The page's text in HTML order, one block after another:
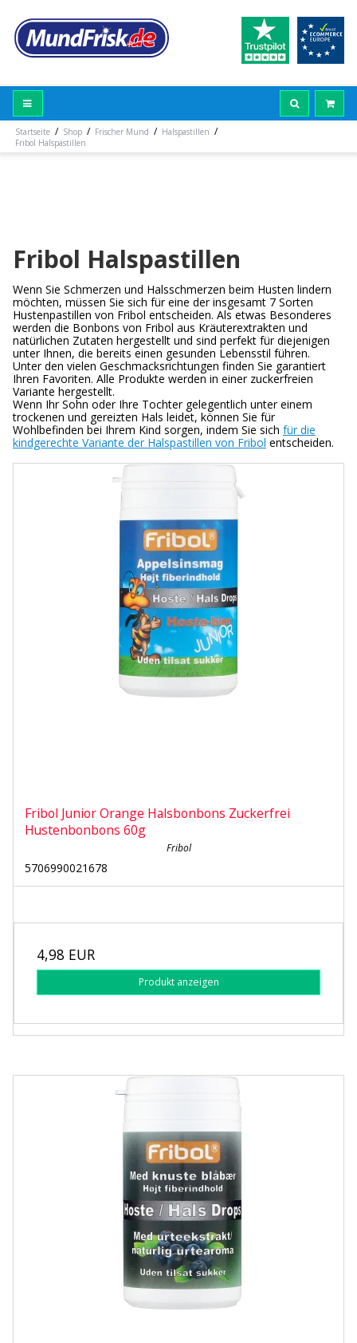
Startseite / Shop / Frischer Mund / Halspastillen /
Fribol Halspastillen
Fribol Halspastillen
Wenn Sie Schmerzen und Halsschmerzen beim Husten lindern
möchten, müssen Sie sich für eine der insgesamt 7 Sorten
Hustenpastillen von Fribol entscheiden. Als etwas Besonderes
werden die Bonbons von Fribol aus Kräuterextrakten und
natürlichen Zutaten hergestellt und sind perfekt für diejenigen
unter Ihnen, die bereits einen gesunden Lebensstil führen.
Unter den vielen Geschmacksrichtungen finden Sie garantiert
Ihren Favoriten. Alle Produkte werden in einer zuckerfreien
Variante hergestellt.
Wenn Ihr Sohn oder Ihre Tochter gelegentlich unter einem
trockenen und gereizten Hals leidet, können Sie für
Wohlbefinden bei Ihrem Kind sorgen, indem Sie sich für die
kindgerechte Variante der Halspastillen von Fribol entscheiden.
Fribol Junior Orange Halsbonbons Zuckerfrei
Hustenbonbons 60g
Fribol
5706990021678
4,98 EUR
Produkt anzeigen